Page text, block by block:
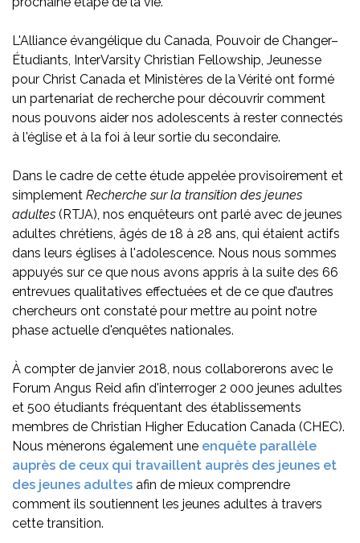
L'Alliance évangélique du Canada, Pouvoir de Changer–
Étudiants, InterVarsity Christian Fellowship, Jeunesse
pour Christ Canada et Ministères de la Vérité ont formé
un partenariat de recherche pour découvrir comment
nous pouvons aider nos adolescents à rester connectés
à l'église et à la foi à leur sortie du secondaire.
Dans le cadre de cette étude appelée provisoirement et
simplement Recherche sur la transition des jeunes
adultes (RTJA), nos enquêteurs ont parlé avec de jeunes
adultes chrétiens, âgés de 18 à 28 ans, qui étaient actifs
dans leurs églises à l'adolescence. Nous nous sommes
appuyés sur ce que nous avons appris à la suite des 66
entrevues qualitatives effectuées et de ce que d’autres
chercheurs ont constaté pour mettre au point notre
phase actuelle d'enquêtes nationales.
À compter de janvier 2018, nous collaborerons avec le
Forum Angus Reid afin d'interroger 2 000 jeunes adultes
et 500 étudiants fréquentant des établissements
membres de Christian Higher Education Canada (CHEC).
Nous mènerons également une enquête parallèle
auprès de ceux qui travaillent auprès des jeunes et
des jeunes adultes afin de mieux comprendre
comment ils soutiennent les jeunes adultes à travers
cette transition.